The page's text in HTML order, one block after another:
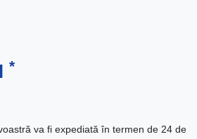
*
va fi expediată în termen de 24 de